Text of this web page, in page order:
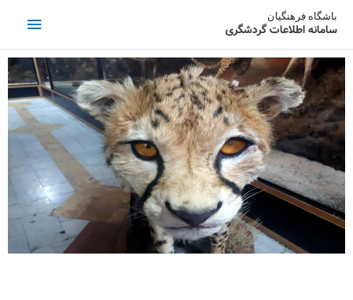
باشگاه فرهنگیان
سامانه اطلاعات گردشگری